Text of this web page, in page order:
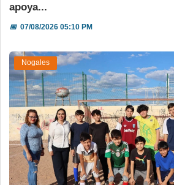
apoya...
📅07/08/2026 05:10 PM
Nogales